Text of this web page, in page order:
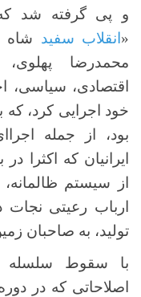
و پی گرفته شد که
« انقلاب سفید شاه
محمدرضا پهلوی،
اقتصادی، سیاسی،
خود اجرایی کرد، که
بود، از جمله
ایرانیان که
از سیستم
ارباب رعیتی نجات
تولید، به صاحبان
اصلاحاتی که در